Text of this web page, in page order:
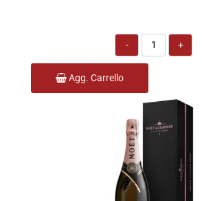
Quantità
Agg. Carrello